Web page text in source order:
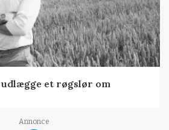
et røgslør om
Annonce